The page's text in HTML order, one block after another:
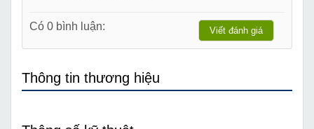
Có 0 bình luận: Viết đánh giá
Thông tin thương hiệu